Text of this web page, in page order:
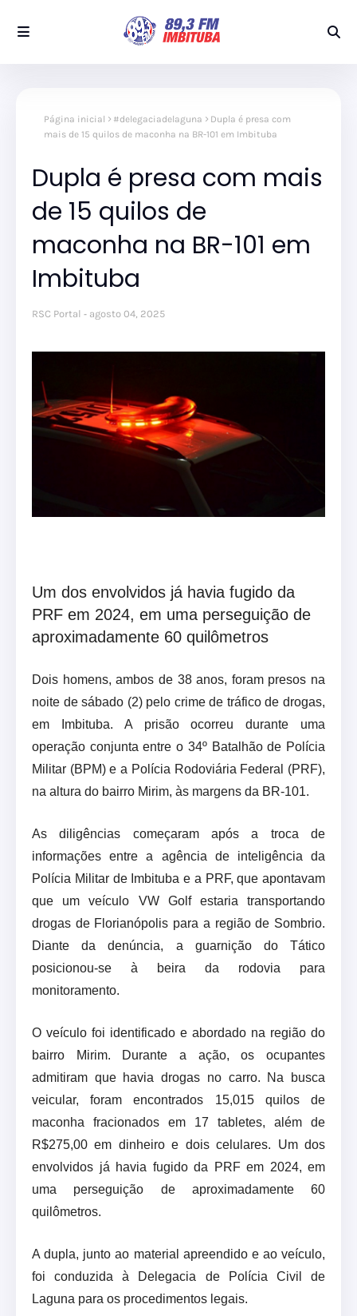
Página inicial #delegaciadelaguna
Dupla é presa com
mais de 15 quilos de maconha na BR-101 em Imbituba
Dupla é presa com mais
de 15 quilos de
maconha na BR-101 em
Imbituba
RSC Portal agosto 04, 2025
Um dos envolvidos já havia fugido da
PRF em 2024, em uma perseguição de
aproximadamente 60 quilômetros
Dois homens, ambos de 38 anos, foram presos na
noite de sábado (2) pelo crime de tráfico de drogas,
em Imbituba. A prisão ocorreu durante uma
operação conjunta entre o 34º Batalhão de Polícia
Militar (BPM) e a Polícia Rodoviária Federal (PRF),
na altura do bairro Mirim, às margens da BR-101.
As diligências começaram após a troca de
informações entre a agência de inteligência da
Polícia Militar de Imbituba e a PRF, que apontavam
que um veículo VW Golf estaria transportando
drogas de Florianópolis para a região de Sombrio.
Diante da denúncia, a guarnição do Tático
posicionou-se à beira da rodovia para
monitoramento.
O veículo foi identificado e abordado na região do
bairro Mirim. Durante a ação, os ocupantes
admitiram que havia drogas no carro. Na busca
veicular, foram encontrados 15,015 quilos de
maconha fracionados em 17 tabletes, além de
R$275,00 em dinheiro e dois celulares. Um dos
envolvidos já havia fugido da PRF em 2024, em
uma perseguição de aproximadamente 60
quilômetros.
A dupla, junto ao material apreendido e ao veículo,
foi conduzida à Delegacia de Polícia Civil de
Laguna para os procedimentos legais.